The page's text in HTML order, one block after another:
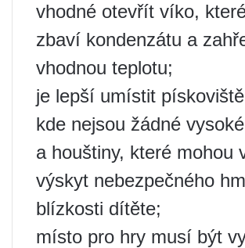
vhodné otevřít víko,
zbaví kondenzátu a
vhodnou teplotu;
je lepší umístit
kde nejsou žádné
a houštiny, které mohou
výskyt nebezpečného
blízkosti dítěte;
místo pro hry musí být